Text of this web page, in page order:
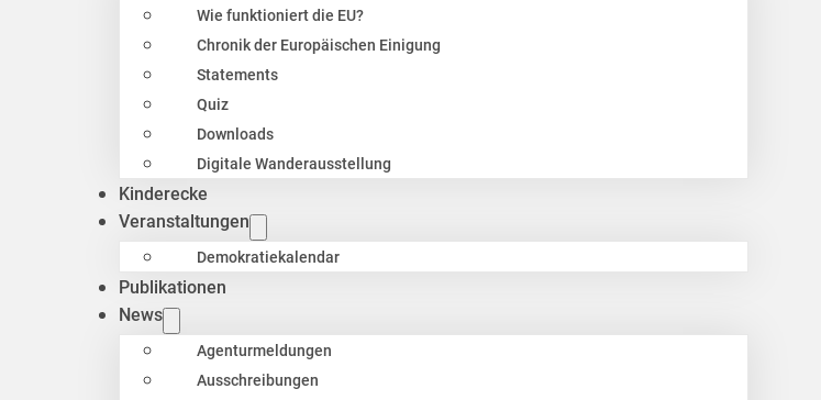
Wie funktioniert die EU?
Chronik der Europäischen Einigung
Statements
Quiz
Downloads
Digitale Wanderausstellung
Kinderecke
Veranstaltungen
Demokratiekalendar
Publikationen
News
Agenturmeldungen
Ausschreibungen